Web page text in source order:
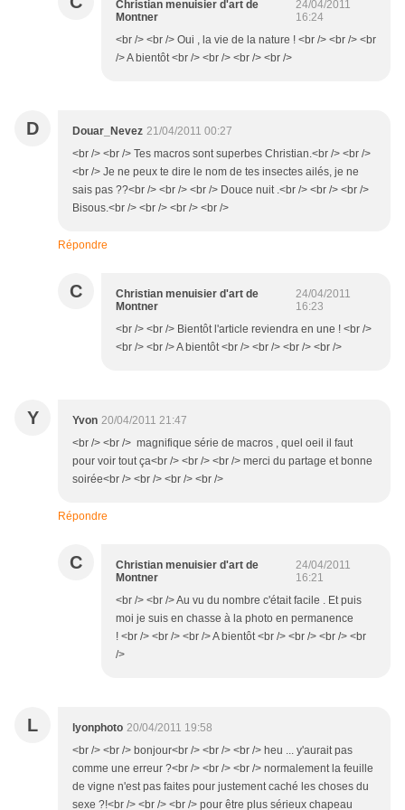
Christian menuisier d'art de
Montner
24/04/2011
16:24
<br /> <br /> Oui , la vie de la nature ! <br /> <br /> <br
/> A bientôt <br /> <br /> <br /> <br />
D Douar_Nevez 21/04/2011 00:27
<br /> <br /> Tes macros sont superbes Christian.<br /> <br />
<br /> Je ne peux te dire le nom de tes insectes ailés, je ne
sais pas ??<br /> <br /> <br /> Douce nuit .<br /> <br /> <br />
Bisous.<br /> <br /> <br /> <br />
Répondre
C
Christian menuisier d'art de
Montner
24/04/2011
16:23
<br /> <br /> Bientôt l'article reviendra en une ! <br />
<br /> <br /> A bientôt <br /> <br /> <br /> <br />
Y Yvon 20/04/2011 21:47
<br /> <br /> magnifique série de macros , quel oeil il faut
pour voir tout ça<br /> <br /> <br /> merci du partage et bonne
soirée<br /> <br /> <br /> <br />
Répondre
C
Christian menuisier d'art de
Montner
24/04/2011
16:21
<br /> <br /> Au vu du nombre c'était facile . Et puis
moi je suis en chasse à la photo en permanence
! <br /> <br /> <br /> A bientôt <br /> <br /> <br /> <br
/>
L lyonphoto 20/04/2011 19:58
<br /> <br /> bonjour<br /> <br /> <br /> heu ... y'aurait pas
comme une erreur ?<br /> <br /> <br /> normalement la feuille
de vigne n'est pas faites pour justement caché les choses du
sexe ?!<br /> <br /> <br /> pour être plus sérieux chapeau